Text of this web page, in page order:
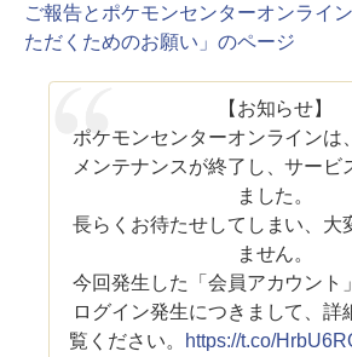
ご報告とポケモンセンターオンライ
ただくためのお願い」のページ
【お知らせ】
ポケモンセンターオンラインは
メンテナンスが終了し、サービ
ました。
長らくお待たせしてしまい、大
ません。
今回発生した「会員アカウント
ログイン発生につきまして、詳
覧ください。
https://t.co/